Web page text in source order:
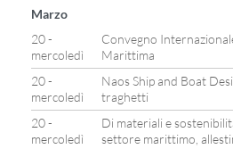
Marzo
20 -
mercoledì
Convegno
Marittima
20 -
mercoledì
Naos Ship and Boat
traghetti
20 -
mercoledì
Di materiali e
settore marittimo,